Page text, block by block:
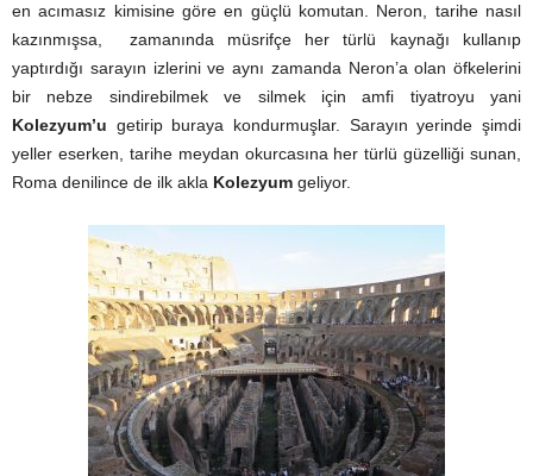
en acımasız kimisine göre en güçlü komutan. Neron, tarihe nasıl
kazınmışsa, zamanında müsrifçe her türlü kaynağı kullanıp
yaptırdığı sarayın izlerini ve aynı zamanda Neron’a olan öfkelerini
bir nebze sindirebilmek ve silmek için amfi tiyatroyu yani
Kolezyum’u getirip buraya kondurmuşlar. Sarayın yerinde şimdi
yeller eserken, tarihe meydan okurcasına her türlü güzelliği sunan,
Roma denilince de ilk akla Kolezyum geliyor.